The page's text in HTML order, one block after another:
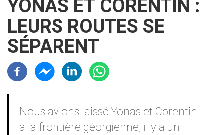
YONAS ET CORENTIN :
LEURS ROUTES SE
SÉPARENT
Résaux sociaux
Nous avions laissé Yonas et Corentin
à la frontière géorgienne, il y a un